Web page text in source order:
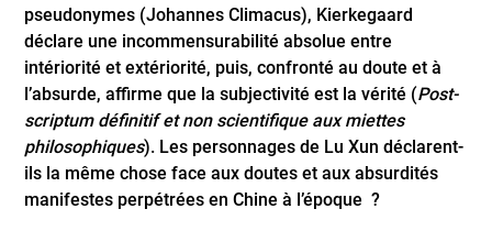
pseudonymes (Johannes Climacus), Kierkegaard
déclare une incommensurabilité absolue entre
intériorité et extériorité, puis, confronté au doute et à
l’absurde, affirme que la subjectivité est la vérité (Post-
scriptum définitif et non scientifique aux miettes
philosophiques). Les personnages de Lu Xun déclarent-
ils la même chose face aux doutes et aux absurdités
manifestes perpétrées en Chine à l’époque ?